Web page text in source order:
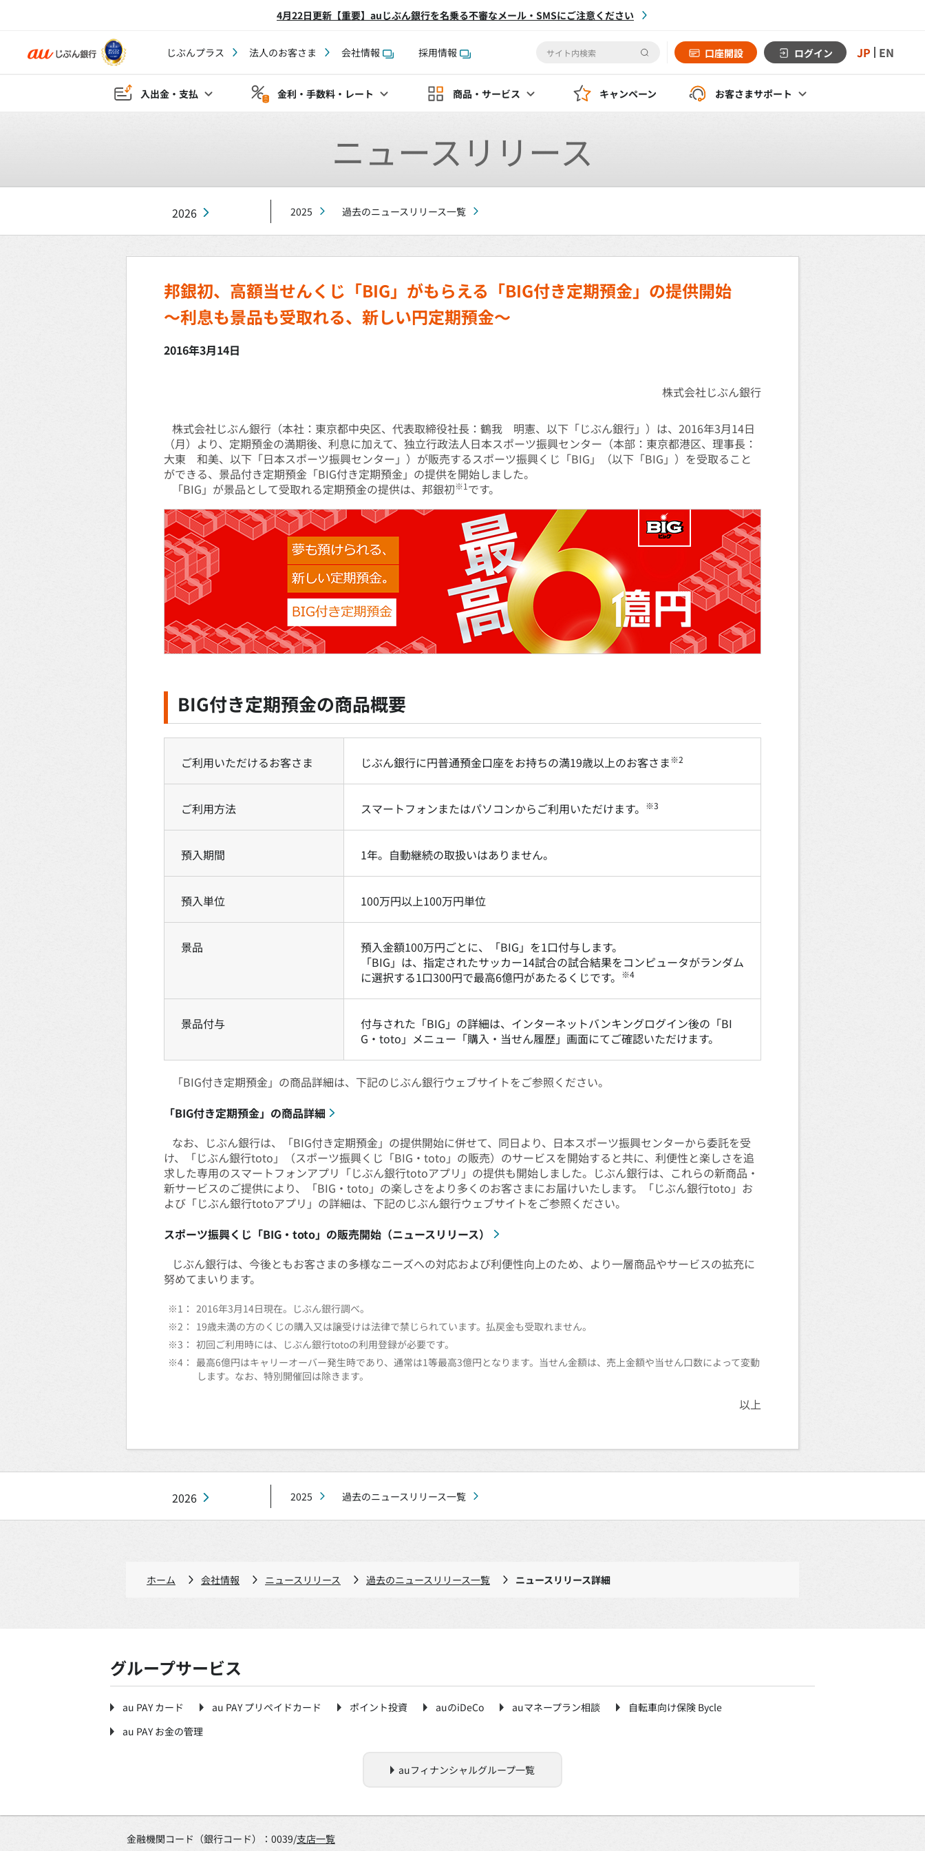
4月22日更新【重要】auじぶん銀行を名乗る不審なメール・SMSにご注意ください
じぶんプラス 法人のお客さま 会社情報 採用情報 口座開設 ログイン JP EN
入出金・支払 金利・手数料・レート 商品・サービス キャンペーン お客さまサポート
ニュースリリース
2026 2025 過去のニュースリリース一覧
邦銀初、高額当せんくじ「BIG」がもらえる「BIG付き定期預金」の提供開始
～利息も景品も受取れる、新しい円定期預金～
2016年3月14日
株式会社じぶん銀行
株式会社じぶん銀行（本社：東京都中央区、代表取締役社長：鶴我 明憲、以下「じぶん銀行」）は、2016年3月14日
（月）より、定期預金の満期後、利息に加えて、独立行政法人日本スポーツ振興センター（本部：東京都港区、理事長：
大東 和美、以下「日本スポーツ振興センター」）が販売するスポーツ振興くじ「BIG」（以下「BIG」）を受取ること
ができる、景品付き定期預金「BIG付き定期預金」の提供を開始しました。
「BIG」が景品として受取れる定期預金の提供は、邦銀初※1 です。
BIG付き定期預金の商品概要
ご利用いただけるお客さま じぶん銀行に円普通預金口座をお持ちの満19歳以上のお客さま※2
ご利用方法 スマートフォンまたはパソコンからご利用いただけます。 ※3
預入期間 1年。自動継続の取扱いはありません。
預入単位 100万円以上100万円単位
景品
預入金額100万円ごとに、「BIG」を1口付与します。
「BIG」は、指定されたサッカー14試合の試合結果をコンピュータがランダム
に選択する1口300円で最高6億円があたるくじです。
※4
景品付与
付与された「BIG」の詳細は、インターネットバンキングログイン後の「BI
G・toto」メニュー「購入・当せん履歴」画面にてご確認いただけます。
「BIG付き定期預金」の商品詳細は、下記のじぶん銀行ウェブサイトをご参照ください。
「BIG付き定期預金」の商品詳細
なお、じぶん銀行は、「BIG付き定期預金」の提供開始に併せて、同日より、日本スポーツ振興センターから委託を受
け、「じぶん銀行toto」（スポーツ振興くじ「BIG・toto」の販売）のサービスを開始すると共に、利便性と楽しさを追
求した専用のスマートフォンアプリ「じぶん銀行totoアプリ」の提供も開始しました。じぶん銀行は、これらの新商品・
新サービスのご提供により、「BIG・toto」の楽しさをより多くのお客さまにお届けいたします。「じぶん銀行toto」お
よび「じぶん銀行totoアプリ」の詳細は、下記のじぶん銀行ウェブサイトをご参照ください。
スポーツ振興くじ「BIG・toto」の販売開始（ニュースリリース）
じぶん銀行は、今後ともお客さまの多様なニーズへの対応および利便性向上のため、より一層商品やサービスの拡充に
努めてまいります。
※1： 2016年3月14日現在。じぶん銀行調べ。
※2： 19歳未満の方のくじの購入又は譲受けは法律で禁じられています。払戻金も受取れません。
※3： 初回ご利用時には、じぶん銀行totoの利用登録が必要です。
※4： 最高6億円はキャリーオーバー発生時であり、通常は1等最高3億円となります。当せん金額は、売上金額や当せん口数によって変動
します。なお、特別開催回は除きます。
以上
2026 2025 過去のニュースリリース一覧
ホーム 会社情報 ニュースリリース 過去のニュースリリース一覧 ニュースリリース詳細
グループサービス
au PAY カード au PAY プリペイドカード ポイント投資 auのiDeCo auマネープラン相談
自転車向け保険 Bycle
au PAY お金の管理
auフィナンシャルグループ一覧
金融機関コード（銀行コード）：0039/支店一覧